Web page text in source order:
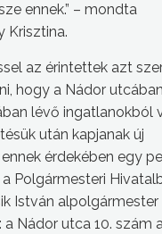
ennek.” – mondta
Krisztina.
az érintettek azt
hogy a Nádor
lévő ingatlanokból
után kapjanak új
ennek érdekében egy
Polgármesteri
István alpolgármester
a Nádor utca 10. szám